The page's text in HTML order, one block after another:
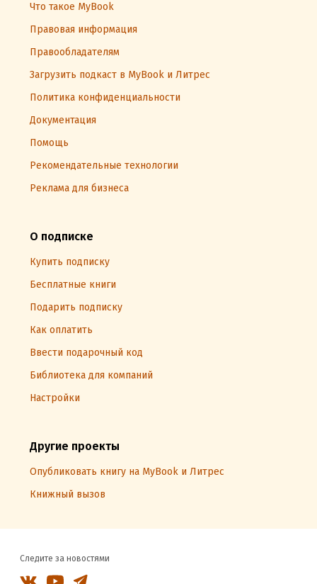
Что такое MyBook
Правовая информация
Правообладателям
Загрузить подкаст в MyBook и Литрес
Политика конфиденциальности
Документация
Помощь
Рекомендательные технологии
Реклама для бизнеса
О подписке
Купить подписку
Бесплатные книги
Подарить подписку
Как оплатить
Ввести подарочный код
Библиотека для компаний
Настройки
Другие проекты
Опубликовать книгу на MyBook и Литрес
Книжный вызов
Следите за новостями